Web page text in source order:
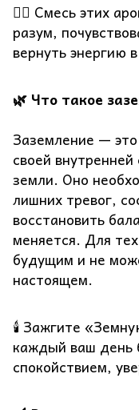
🧘‍♀️ Смесь этих
разум,
вернуть энергию
🌿 Что такое
Заземление — это
своей
земли. Оно
лишних тревог,
восстановить
меняется. Для
будущим и не
настоящем.
🕯️ Зажгите
каждый ваш день
спокойствием,